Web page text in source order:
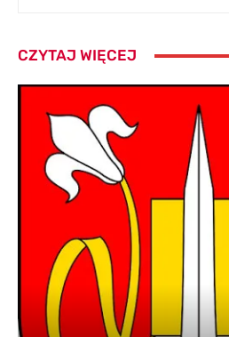
CZYTAJ WIĘCEJ